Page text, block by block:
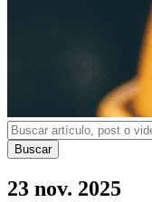
Buscar
23 nov. 2025